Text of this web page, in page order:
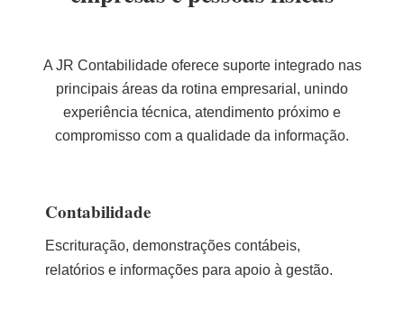
A JR Contabilidade oferece suporte integrado nas
principais áreas da rotina empresarial, unindo
experiência técnica, atendimento próximo e
compromisso com a qualidade da informação.
Contabilidade
Escrituração, demonstrações contábeis,
relatórios e informações para apoio à gestão.